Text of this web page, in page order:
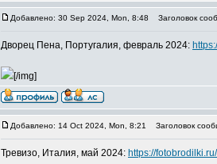
Добавлено: 30 Sep 2024, Mon, 8:48 Заголовок
Дворец Пена, Португалия, февраль 2024:
[/img]
Добавлено: 14 Oct 2024, Mon, 8:21 Заголовок
Тревизо, Италия, май 2024: https://